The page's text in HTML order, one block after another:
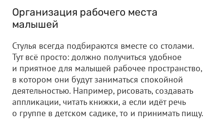
Организация рабочего места
малышей
Стулья всегда подбираются вместе со столами.
Тут всё просто: должно получиться удобное
и приятное для малышей рабочее пространство,
в котором они будут заниматься спокойной
деятельностью. Например, рисовать, создавать
аппликации, читать книжки, а если идёт речь
о группе в детском садике, то и принимать пищу.